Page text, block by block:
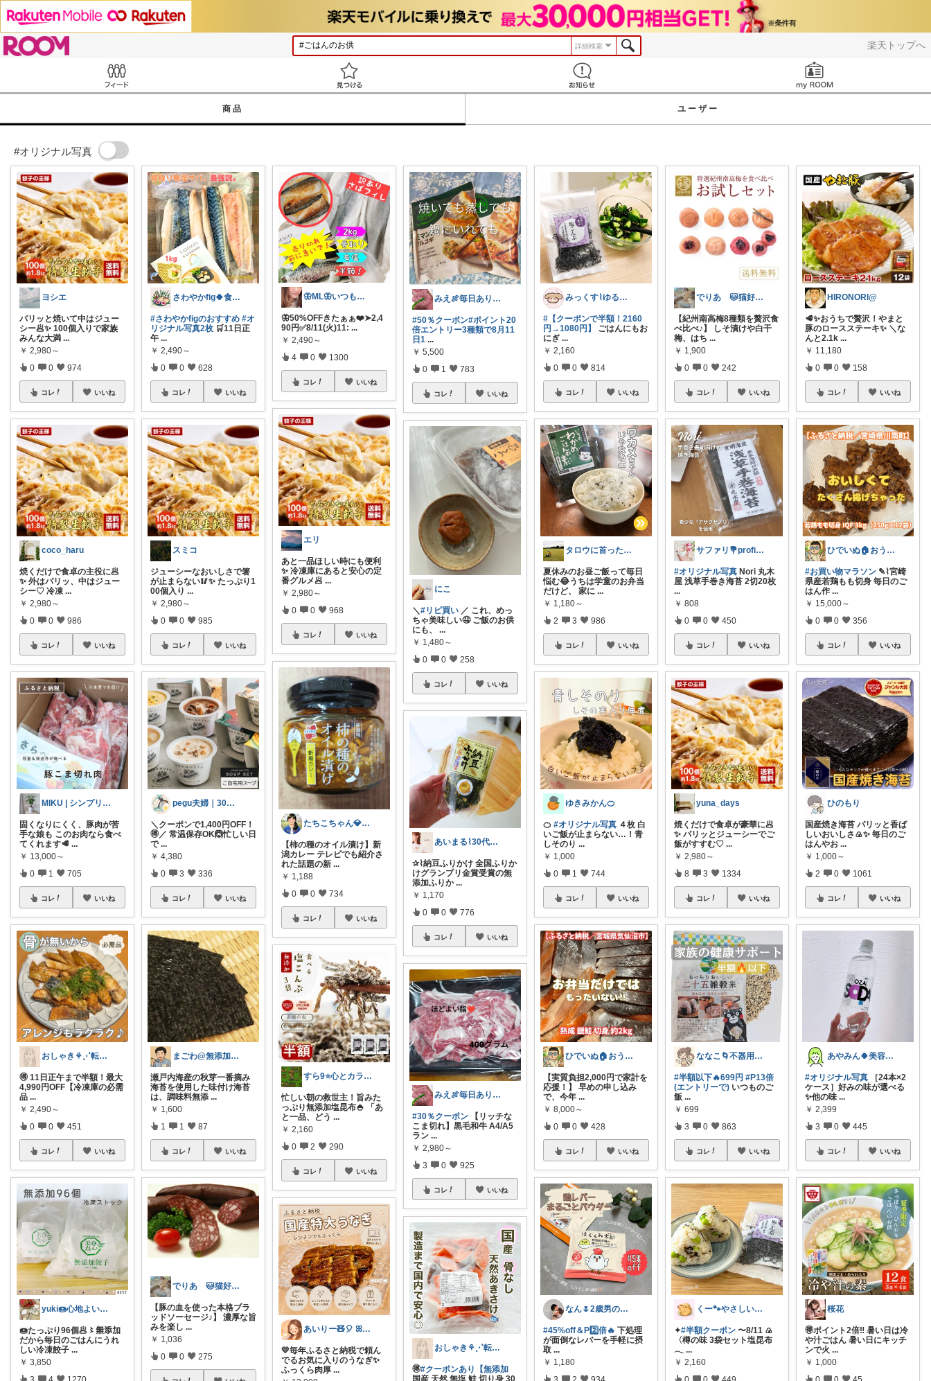
楽天トップへ
詳細検索
商品 ユーザー
#オリジナル写真
ヨシエ
パリッと焼いて中はジュー
シー🥟✨ 100個入りで家族
みんな大満 ...
￥ 2,980～
0 0 974
コレ いいね
coco_haru
焼くだけで食卓の主役に🥟
✨ 外はパリッ、中はジュー
シー♡ 冷凍 ...
￥ 2,980～
0 0 986
コレ いいね
MIKU | シンプリスト主婦
固くなりにくく、豚肉が苦
手な娘も このお肉なら食べ
てくれます🥩 ...
￥ 13,000～
0 1 705
コレ いいね
おしゃき⚘⋰転勤族の4歳👦🏻ママ
🉐 11日正午まで半額！最大
4,990円OFF【冷凍庫の必需
品 ...
￥ 2,490～
0 0 451
コレ いいね
yuki🍩心地よいものに囲まれて💛
🍩たっぷり96個🥟〻無添加
だから毎日のごはんにうれ
しい冷凍餃子 ...
￥ 3,850
3 4 1270
さわやかfig🍀食と暮らしを楽しむ
#さわやかfigのおすすめ #オ
リジナル写真2枚 🛒11日正
午 ...
￥ 2,490～
0 0 628
コレ いいね
スミコ
ジューシーなおいしさで箸
が止まらない🥢✨ たっぷり1
00個入り ...
￥ 2,980～
0 0 985
コレ いいね
pegu夫婦｜30代ふたり暮らし🌿
＼クーポンで1,400円OFF！
🉐／ 常温保存OK🙆忙しい日
で ...
￥ 4,380
0 3 336
コレ いいね
まごわ@無添加、オーガニック食品
瀬戸内海産の秋芽一番摘み
海苔を使用した味付け海苔
は、調味料無添 ...
￥ 1,600
1 1 87
コレ いいね
でりあ 🐱猫好きのグルメ
【豚の血を使った本格ブラ
ッドソーセージ♪】 濃厚な旨
みを楽し ...
￥ 1,036
0 0 275
🦋ML🦋いつもありがとう💓
🦋50%OFFきたぁぁ❤️➤2,4
90円✅8/11(火)11: ...
￥ 2,490～
4 0 1300
コレ いいね
エリ
あと一品ほしい時にも便利
✨ 冷凍庫にあると安心の定
番グルメ🥟...
￥ 2,980～
0 0 968
コレ いいね
たちこちゃん💎🐢 月始めはオリ写中心
【柿の種のオイル漬け】新
潟カレー テレビでも紹介さ
れた話題の新 ...
￥ 1,188
0 0 734
コレ いいね
すら9⭐️心とカラダを満たす美味しいもの
忙しい朝の救世主！旨みた
っぷり無添加塩昆布🍚 「あ
と一品、どう ...
￥ 2,160
0 2 290
コレ いいね
あいりー🧸🎈 ꕤ毎日を快適にꕤ
💛毎年ふるさと納税で頼ん
でるお気に入りのうなぎ✨
ふっくら肉厚 ...
みえ🍖毎日ありがとう🐟️
#50％クーポン#ポイント20
倍エントリー3種類で8月11
日1 ...
￥ 5,500
0 1 783
コレ いいね
にこ
＼#リピ買い ／ これ、めっ
ちゃ美味しい🤤 ご飯のお供
にも、
...
￥ 1,480～
0 0 258
コレ いいね
あいまる⌇30代ワーママの暮らしと育児
✰⌇納豆ふりかけ 全国ふりか
けグランプリ金賞受賞の無
添加ふりか ...
￥ 1,170
0 0 776
コレ いいね
みえ🍖毎日ありがとう🐟️
#30％クーポン 【リッチな
こま切れ】黒毛和牛 A4/A5
ラン ...
￥ 2,980～
3 0 925
コレ いいね
おしゃき⚘⋰転勤族の4歳👦🏻ママ
🉐#クーポンあり【無添加
国産 天然 無塩 鮭 切り身 30
みっくす⌇ゆる暮らし𓂃𖠿
#【クーポンで半額！2160
円→1080円】
ごはんにもお
にぎ ...
￥ 2,160
0 0 814
コレ いいね
タロウに首ったけ🌞朝コレ
夏休みのお昼ご飯って毎日
悩む😂うちは学童のお弁当
だけど、 家に ...
￥ 1,180～
2 3 986
コレ いいね
ゆきみかん🍊
🍊#オリジナル写真 ４枚 白
いご飯が止まらない…！青
しそのり ...
￥ 1,000
0 1 744
コレ いいね
ひでいぬ🏠おうちをアイテムで快適！！
【実質負担2,000円で家計を
応援！】 早めの申し込み
で、今年 ...
￥ 8,000～
0 0 428
コレ いいね
なん🌷2歳男の子ママ⿻*.アイコン変更
#45%off＆P2️⃣倍🔥 下処理
が面倒なレバーを手軽に摂
取 ...
￥ 1,180
3 2 934
でりあ 🐱猫好きのグルメ
【紀州南高梅8種類を贅沢食
べ比べ♪】 しそ漬けや白干
梅、はち ...
￥ 1,900
0 0 242
コレ いいね
サファリ‎💐profileにてお礼
#オリジナル写真 Nori 丸木
屋 浅草手巻き海苔 2切20枚
...
￥ 808
0 0 450
コレ いいね
yuna_days
焼くだけで食卓が豪華に🥟
✨ パリッとジューシーでご
飯がすすむ♡ ...
￥ 2,980～
8 3 1334
コレ いいね
ななこ🌀不器用ママ￤家事＆育児グッズ
#半額以下🔥699円 #P13倍
(エントリーで) いつものご
飯 ...
￥ 699
3 0 863
コレ いいね
くー🐾やさしいものと健やか暮らし☕️
✦#半額クーポン 〜8/11 🍙
〈樽の味 3袋セット塩昆布
𓂃 ...
￥ 2,160
0 0 449
HIRONORI@
🥩✨おうちで贅沢！やまと
豚のロースステーキ✨ ＼な
んと2.1k ...
￥ 11,180
0 0 158
コレ いいね
ひでいぬ🏠おうちをアイテムで快適！！
#お買い物マラソン ✎⌇宮崎
県産若鶏もも切身 毎日のご
はん作 ...
￥ 15,000～
0 0 356
コレ いいね
ひのもり
国産焼き海苔 パリッと香ば
しいおいしさ🍙✨ 毎日のご
はんやお ...
￥ 1,000～
2 0 1061
コレ いいね
あやみん🍀美容×健康×子ども
#オリジナル写真 ［24本×2
ケース］好みの味が選べる
✨他の味 ...
￥ 2,399
3 0 445
コレ いいね
桜花
🉐ポイント2倍‼️ 暑い日は冷
や汁ごはん 暑い日にキッチ
ンで火 ...
￥ 1,000
0 0 45